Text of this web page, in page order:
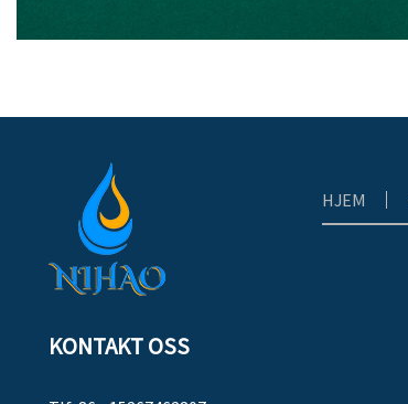
HJEM
KONTAKT OSS